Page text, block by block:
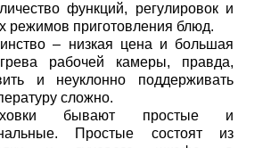
функций, регулировок и
режимов приготовления блюд.
– низкая цена и большая
рабочей камеры, правда,
и неуклонно поддерживать
сложно.
бывают простые и
Простые состоят из